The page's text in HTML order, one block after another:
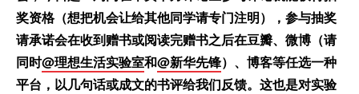
奖资格（想把机会让给其他同学请专门注明），参与抽奖
请承诺会在收到赠书或阅读完赠书之后在豆瓣、微博（请
同时@理想生活实验室和@新华先锋）、博客等任选一种
平台，以几句话或成文的书评给我们反馈。这也是对实验